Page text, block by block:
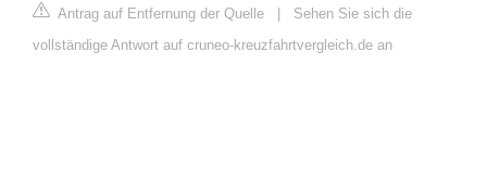
Antrag auf Entfernung der Quelle
Sehen Sie sich die
vollständige Antwort auf cruneo-kreuzfahrtvergleich.de an